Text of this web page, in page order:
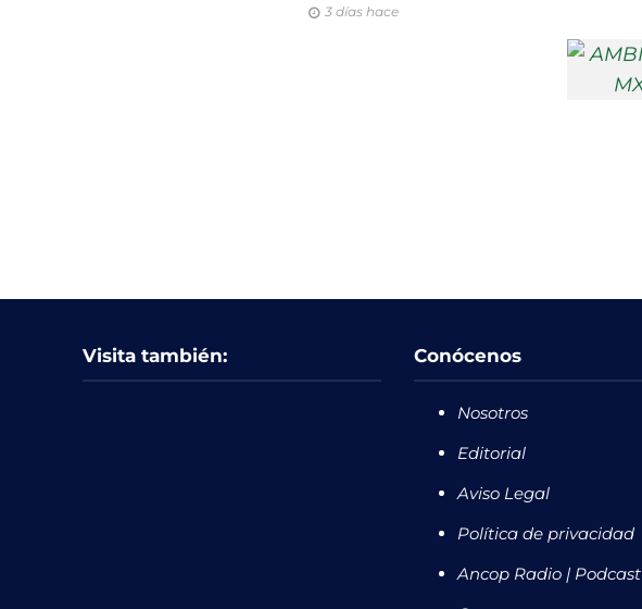
3 días hace
Visita también: Conócenos
Nosotros
Editorial
Aviso Legal
Política de privacidad
Ancop Radio | Podcast